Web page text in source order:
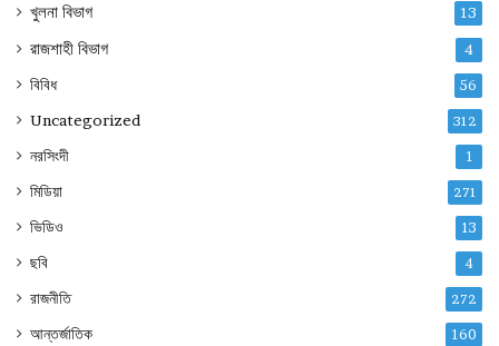
খুলনা বিভাগ 13
রাজশাহী বিভাগ 4
বিবিধ 56
Uncategorized 312
নরসিংদী 1
মিডিয়া 271
ভিডিও 13
ছবি 4
রাজনীতি 272
আন্তর্জাতিক 160